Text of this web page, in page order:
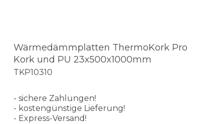
Wärmedämmplatten ThermoKork Pro
Kork und PU 23x500x1000mm
TKP10310
- sichere Zahlungen!
- kostengünstige Lieferung!
- Express-Versand!